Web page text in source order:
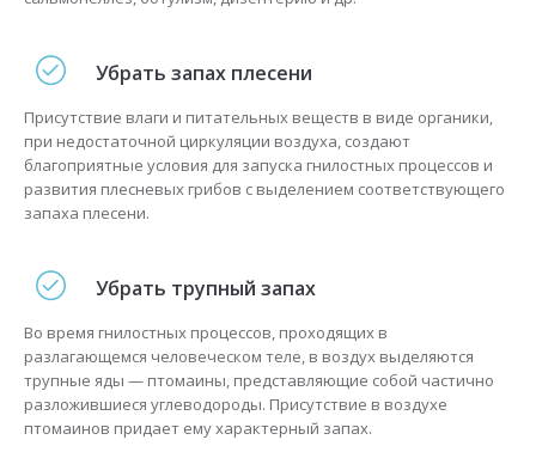
Убрать запах плесени
Присутствие влаги и питательных веществ в виде органики,
при недостаточной циркуляции воздуха, создают
благоприятные условия для запуска гнилостных процессов и
развития плесневых грибов с выделением соответствующего
запаха плесени.
Убрать трупный запах
Во время гнилостных процессов, проходящих в
разлагающемся человеческом теле, в воздух выделяются
трупные яды — птомаины, представляющие собой частично
разложившиеся углеводороды. Присутствие в воздухе
птомаинов придает ему характерный запах.